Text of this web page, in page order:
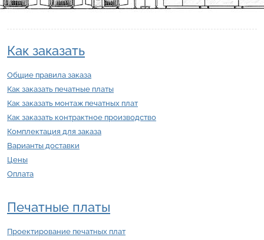
Как заказать
Общие правила заказа
Как заказать печатные платы
Как заказать монтаж печатных плат
Как заказать контрактное производство
Комплектация для заказа
Варианты доставки
Цены
Оплата
Печатные платы
Проектирование печатных плат